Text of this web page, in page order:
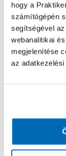
hogy a
számítógépén
segítségével
webanalitikai
megjelenítése
az